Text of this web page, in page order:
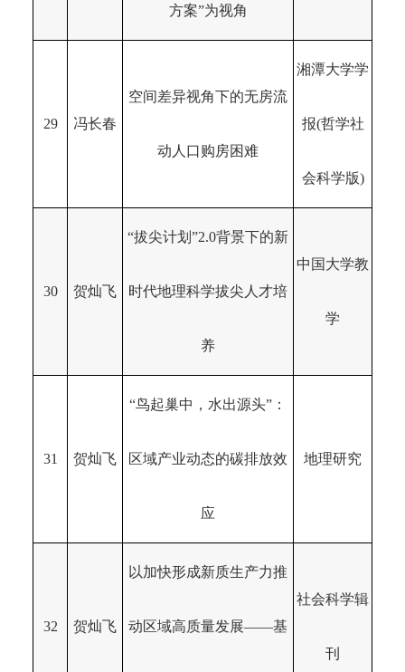
方案”为视角
29 冯长春
空间差异视角下的无房流
动人口购房困难
湘潭大学学
报(哲学社
会科学版)
30 贺灿飞
“拔尖计划”2.0背景下的新
时代地理科学拔尖人才培
养
中国大学教
学
31 贺灿飞
“鸟起巢中，水出源头”：
区域产业动态的碳排放效
应
地理研究
32 贺灿飞
以加快形成新质生产力推
动区域高质量发展——基
社会科学辑
刊